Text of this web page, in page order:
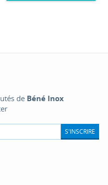
de Béné Inox
S'INSCRIRE